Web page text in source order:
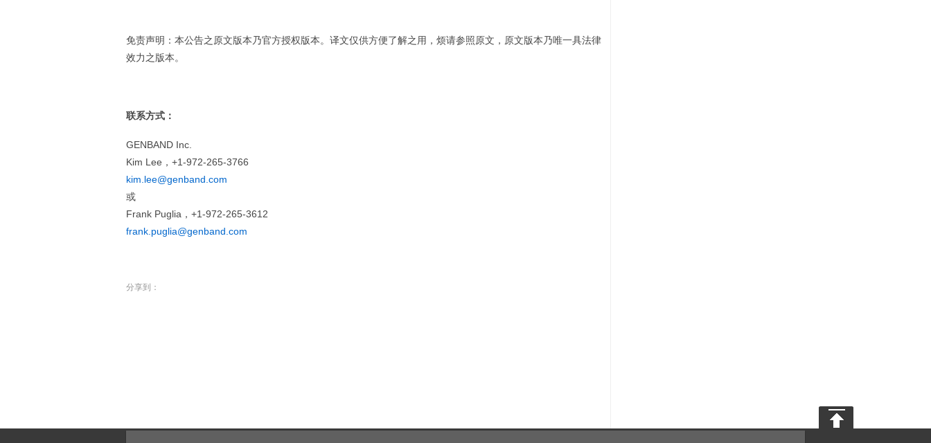
免责声明：本公告之原文版本乃官方授权版本。译文仅供方便了解之用，烦请参照原文，原文版本乃唯一具法律
效力之版本。
联系方式：
GENBAND Inc.
Kim Lee，+1-972-265-3766
kim.lee@genband.com
或
Frank Puglia，+1-972-265-3612
frank.puglia@genband.com
分享到：